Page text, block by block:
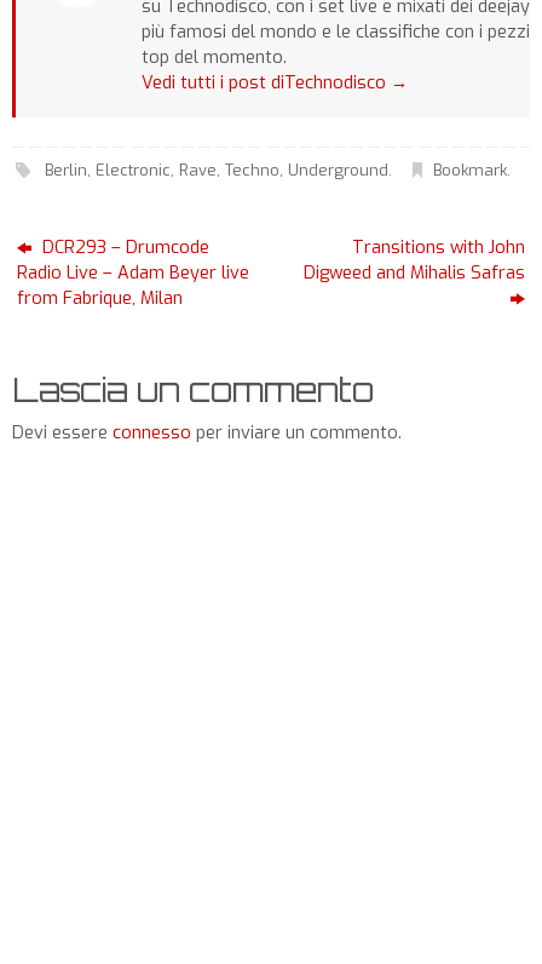
su Technodisco, con i set live e mixati dei deejay
più famosi del mondo e le classifiche con i pezzi
top del momento.
Vedi tutti i post diTechnodisco →
Berlin, Electronic, Rave, Techno, Underground. Bookmark.
DCR293 – Drumcode
Radio Live – Adam Beyer live
from Fabrique, Milan
Transitions with John
Digweed and Mihalis Safras
Lascia un commento
Devi essere connesso per inviare un commento.